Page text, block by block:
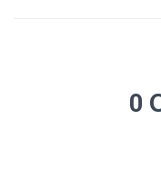
0